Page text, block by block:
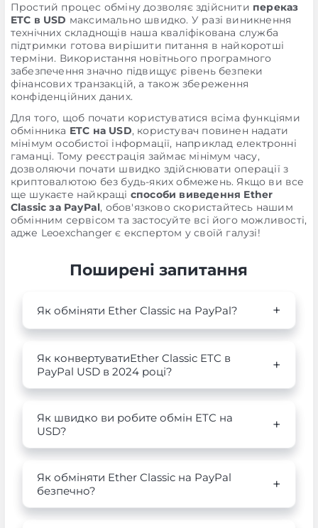
Простий процес обміну дозволяє здійснити переказ
ETC в USD максимально швидко. У разі виникнення
технічних складнощів наша кваліфікована служба
підтримки готова вирішити питання в найкоротші
терміни. Використання новітнього програмного
забезпечення значно підвищує рівень безпеки
фінансових транзакцій, а також збереження
конфіденційних даних.
Для того, щоб почати користуватися всіма функціями
обмінника ETC на USD, користувач повинен надати
мінімум особистої інформації, наприклад електронні
гаманці. Тому реєстрація займає мінімум часу,
дозволяючи почати швидко здійснювати операції з
криптовалютою без будь-яких обмежень. Якщо ви все
ще шукаєте найкращі способи виведення Ether
Classic за PayPal, обов'язково скористайтесь нашим
обмінним сервісом та застосуйте всі його можливості,
адже Leoexchanger є експертом у своїй галузі!
Поширені запитання
Як обміняти Ether Classic на PayPal?
Як конвертуватиEther Classic ETC в
PayPal USD в 2024 році?
Як швидко ви робите обмін ETC на
USD?
Як обміняти Ether Classic на PayPal
безпечно?